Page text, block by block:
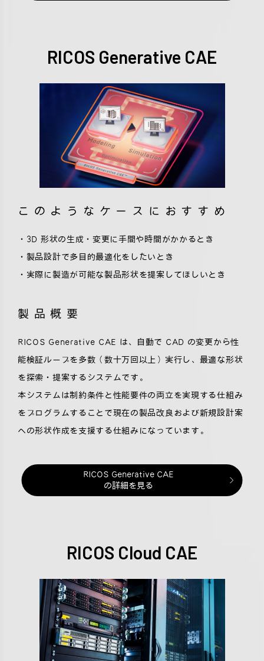
RICOS Generative CAE
このようなケースにおすすめ
・3D 形状の生成・変更に手間や時間がかかるとき
・製品設計で多目的最適化をしたいとき
・実際に製造が可能な製品形状を提案してほしいとき
製品概要
RICOS Generative CAE は、自動で CAD の変更から性
能検証ループを多数（数十万回以上）実行し、最適な形状
を探索・提案するシステムです。
本システムは制約条件と性能要件の両立を実現する仕組み
をプログラムすることで現在の製品改良および新規設計案
への形状作成を支援する仕組みになっています。
RICOS Generative CAE
の詳細を見る
RICOS Cloud CAE